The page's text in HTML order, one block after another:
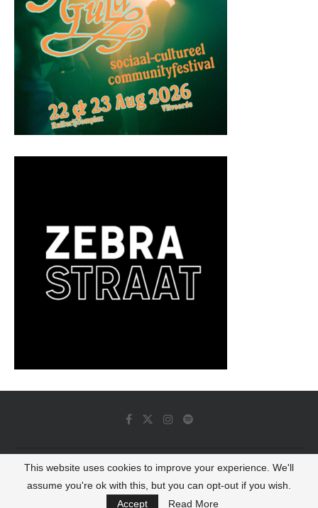
© 2022 - Luminous Dash All Rights Reserved
BACK TO TOP
This website uses cookies to improve your experience. We'll
assume you're ok with this, but you can opt-out if you wish.
Accept
Read More